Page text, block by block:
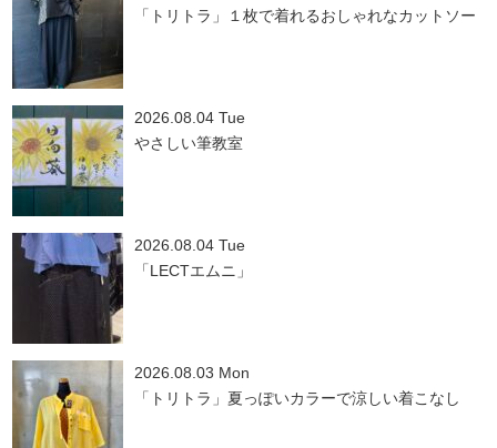
「トリトラ」１枚で着れるおしゃれなカットソー
2026.08.04 Tue
やさしい筆教室
2026.08.04 Tue
「LECTエムニ」
2026.08.03 Mon
「トリトラ」夏っぽいカラーで涼しい着こなし